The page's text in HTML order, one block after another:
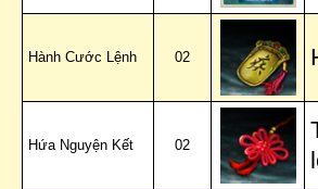
Hành Cước Lệnh 02
Hứa Nguyện Kết 02